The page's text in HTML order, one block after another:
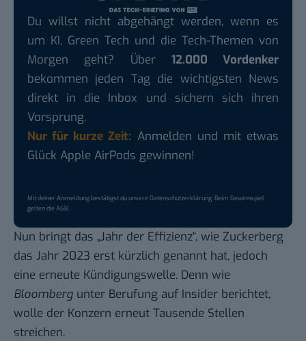
Du willst nicht abgehängt werden, wenn es
um KI, Green Tech und die Tech-Themen von
Morgen geht? Über 12.000 Vordenker
bekommen jeden Tag die wichtigsten News
direkt in die Inbox und sichern sich ihren
Vorsprung.
Nur für kurze Zeit: Anmelden und mit etwas
Glück Apple AirPods gewinnen!
Mit deiner Anmeldung bestätigst du unsereDatenschutzerklärung. Beim Gewinnspiel
gelten dieAGB.
Nun bringt das „Jahr der Effizienz“, wie Zuckerberg
das Jahr 2023 erst kürzlich genannt hat, jedoch
eine erneute Kündigungswelle. Denn wie
Bloomberg unter Berufung auf Insider berichtet,
wolle der Konzern erneut Tausende Stellen
streichen.